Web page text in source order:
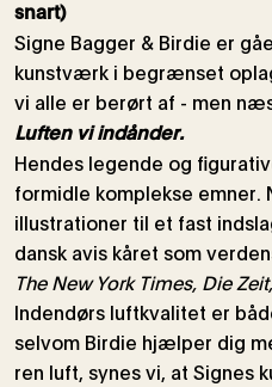
snart)
Signe Bagger & Birdie er
kunstværk i begrænset
vi alle er berørt af - men
Luften vi indånder.
Hendes legende og
formidle komplekse emner.
illustrationer til et fast
dansk avis kåret som
The New York Times, Die
Indendørs luftkvalitet er
selvom Birdie hjælper dig
ren luft, synes vi, at Signes